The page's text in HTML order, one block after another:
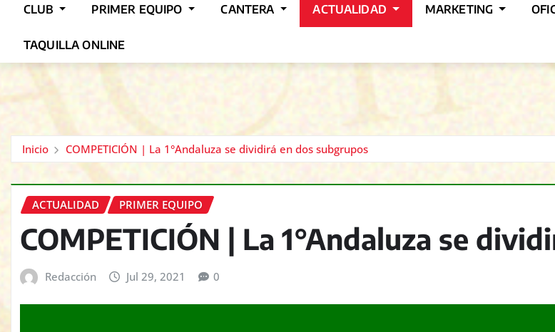
CLUB PRIMER EQUIPO CANTERA ACTUALIDAD MARKETING
TAQUILLA ONLINE
Inicio COMPETICIÓN | La 1°Andaluza se dividirá en dos subgrupos
ACTUALIDAD PRIMER EQUIPO
COMPETICIÓN | La 1°Andaluza se
Redacción Jul 29, 2021 0